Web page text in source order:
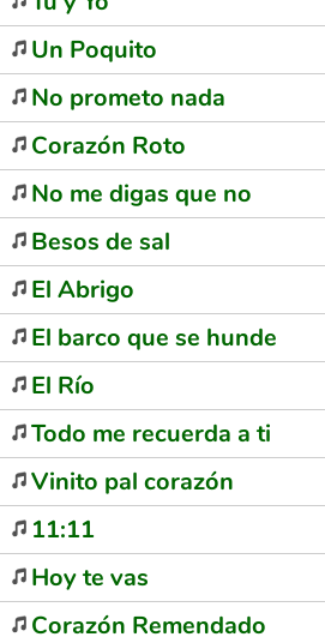
Un Poquito
No prometo nada
Corazón Roto
No me digas que no
Besos de sal
El Abrigo
El barco que se hunde
El Río
Todo me recuerda a ti
Vinito pal corazón
11:11
Hoy te vas
Corazón Remendado